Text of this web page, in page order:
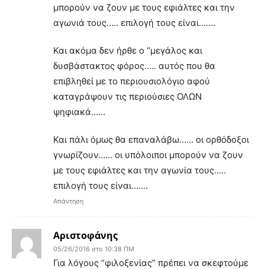
μπορούν να ζουν με τους εφιάλτες και την
αγωνιά τους….. επιλογή τους είναι…….
Και ακόμα δεν ήρθε ο ‘’μεγάλος και
δυσβάστακτος φόρος….. αυτός που θα
επιβληθεί με το περιουσιολόγιο αφού
καταγράψουν τις περιούσιες ΟΛΩΝ
ψηφιακά……
Και πάλι όμως θα επαναλάβω…… οι ορθόδοξοι
γνωρίζουν…… οι υπόλοιποι μπορούν να ζουν
με τους εφιάλτες και την αγωνία τους…..
επιλογή τους είναι…….
Απάντηση
Αριστοφάνης
05/26/2016 στο 10:38 ΠΜ
Για λόγους “φιλοξενίας” πρέπει να σκεφτούμε